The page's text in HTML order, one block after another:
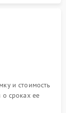
и стоимость
сроках ее